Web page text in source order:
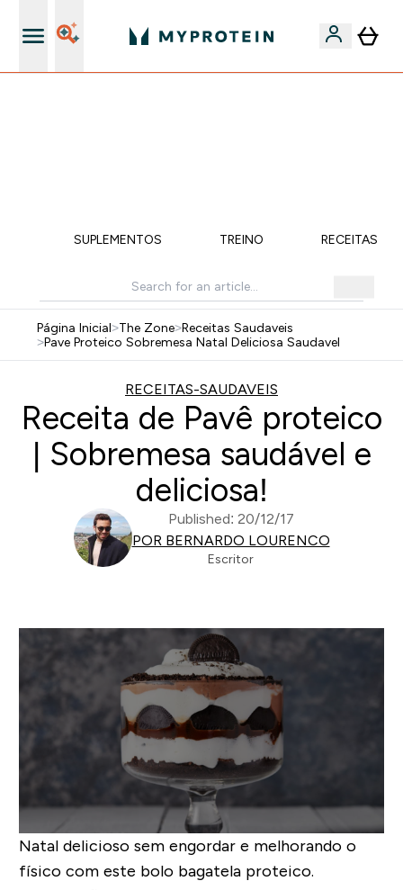
SUPLEMENTOS TREINO RECEITAS
Página Inicial>The Zone>Receitas Saudaveis
>Pave Proteico Sobremesa Natal Deliciosa Saudavel
RECEITAS-SAUDAVEIS
Receita de Pavê proteico
| Sobremesa saudável e
deliciosa!
Published: 20/12/17
POR BERNARDO LOURENCO
Escritor
Natal delicioso sem engordar e melhorando o
físico com este bolo bagatela proteico.